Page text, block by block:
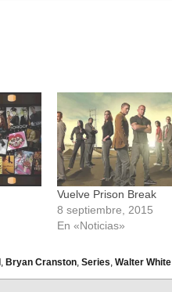
Vuelve Prison Break
8 septiembre, 2015
En «Noticias»
, Bryan Cranston, Series, Walter White